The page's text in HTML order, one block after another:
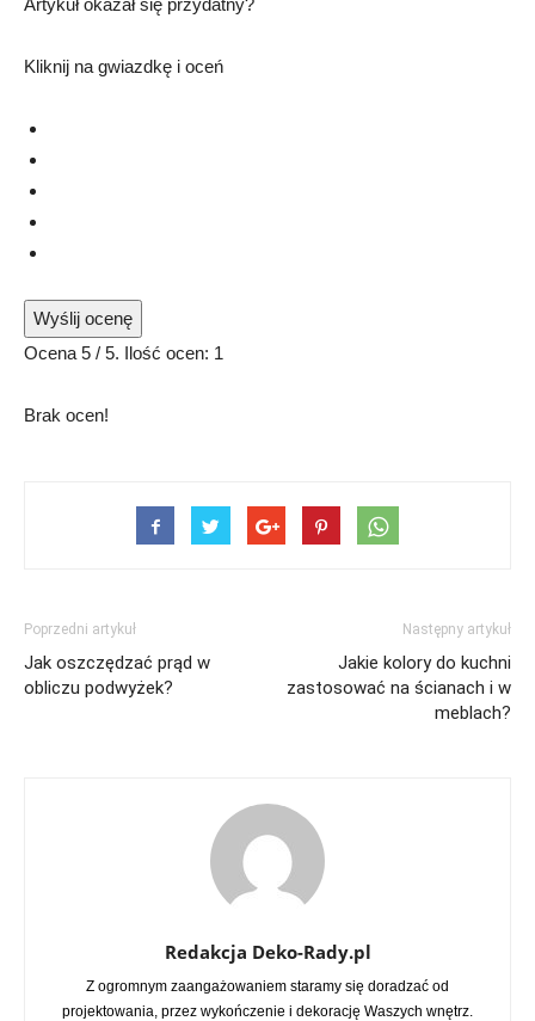
Artykuł okazał się przydatny?
Kliknij na gwiazdkę i oceń
Wyślij ocenę
Ocena 5 / 5. Ilość ocen: 1
Brak ocen!
Poprzedni artykuł
Jak oszczędzać prąd w
obliczu podwyżek?
Następny artykuł
Jakie kolory do kuchni
zastosować na ścianach i w
meblach?
Redakcja Deko-Rady.pl
Z ogromnym zaangażowaniem staramy się doradzać od
projektowania, przez wykończenie i dekorację Waszych wnętrz.